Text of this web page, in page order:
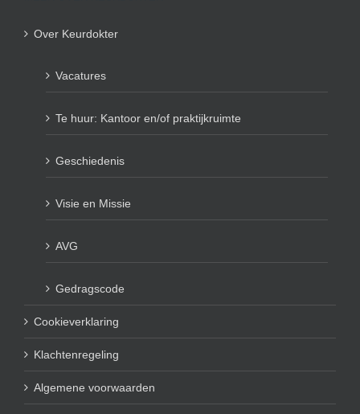
Over Keurdokter
Vacatures
Te huur: Kantoor en/of praktijkruimte
Geschiedenis
Visie en Missie
AVG
Gedragscode
Cookieverklaring
Klachtenregeling
Algemene voorwaarden